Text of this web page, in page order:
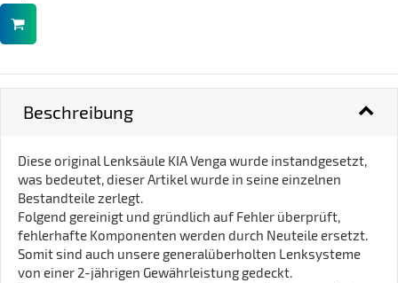
Beschreibung
Diese original Lenksäule KIA Venga wurde instandgesetzt,
was bedeutet, dieser Artikel wurde in seine einzelnen
Bestandteile zerlegt.
Folgend gereinigt und gründlich auf Fehler überprüft,
fehlerhafte Komponenten werden durch Neuteile ersetzt.
Somit sind auch unsere generalüberholten Lenksysteme
von einer 2-jährigen Gewährleistung gedeckt.